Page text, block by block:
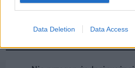
Data Deletion Data Access
działaniami CBA, takie
organizacji.